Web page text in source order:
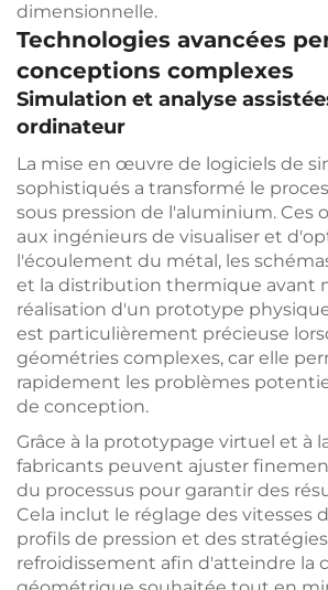
dimensionnelle.
Technologies avancées
conceptions complexes
Simulation et analyse
ordinateur
La mise en œuvre de logiciels de
sophistiqués a transformé le
sous pression de l'aluminium.
aux ingénieurs de visualiser et
l'écoulement du métal, les
et la distribution thermique avant
réalisation d'un prototype
est particulièrement précieuse
géométries complexes, car elle
rapidement les problèmes
de conception.
Grâce à la prototypage virtuel et à
fabricants peuvent ajuster
du processus pour garantir des
Cela inclut le réglage des vitesses
profils de pression et des
refroidissement afin d'atteindre la